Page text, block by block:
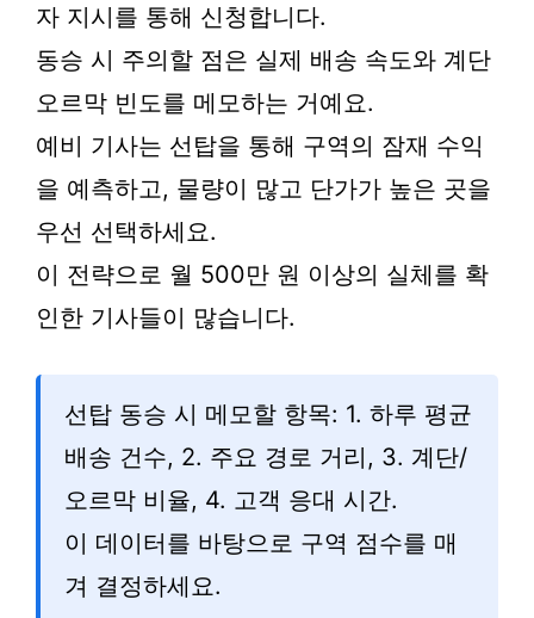
자 지시를 통해 신청합니다.
동승 시 주의할 점은 실제 배송 속도와 계단
오르막 빈도를 메모하는 거예요.
예비 기사는 선탑을 통해 구역의 잠재 수익
을 예측하고, 물량이 많고 단가가 높은 곳을
우선 선택하세요.
이 전략으로 월 500만 원 이상의 실체를 확
인한 기사들이 많습니다.
선탑 동승 시 메모할 항목: 1. 하루 평균
배송 건수, 2. 주요 경로 거리, 3. 계단/
오르막 비율, 4. 고객 응대 시간.
이 데이터를 바탕으로 구역 점수를 매
겨 결정하세요.